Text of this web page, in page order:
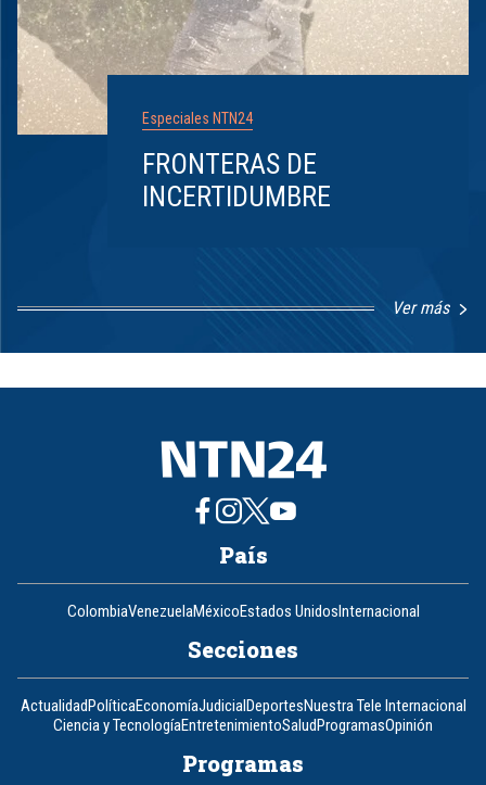
Especiales NTN24
FRONTERAS DE
INCERTIDUMBRE
Ver más
1
8
País
ColombiaVenezuelaMéxicoEstados UnidosInternacional
Secciones
ActualidadPolíticaEconomíaJudicialDeportesNuestra Tele Internacional
Ciencia y TecnologíaEntretenimientoSaludProgramasOpinión
Programas